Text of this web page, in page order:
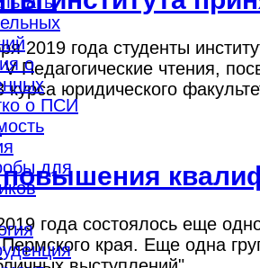
о
о ПСИ
для
2019 года студенты
Педагогические чтения,
курса юридического
года состоялось еще
края. Еще одна